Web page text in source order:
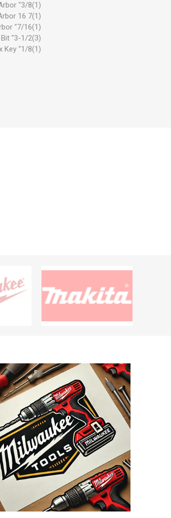
(1)3/8" Hex Shank Arbor
(1)7 16 Hex Shank Arbor
(1)7/16" No wobble Arbor
(3)3-1/2" Pilot Bit
(1)1/8" Hex Key